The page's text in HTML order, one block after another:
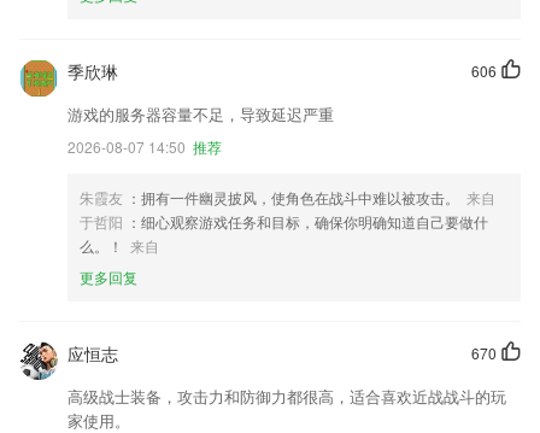
606
季欣琳
游戏的服务器容量不足，导致延迟严重
2026-08-07 14:50 推荐
朱霞友 ：拥有一件幽灵披风，使角色在战斗中难以被攻击。
来自
于哲阳 ：细心观察游戏任务和目标，确保你明确知道自己要做什
么。！
来自
更多回复
670
应恒志
高级战士装备，攻击力和防御力都很高，适合喜欢近战战斗的玩
家使用。